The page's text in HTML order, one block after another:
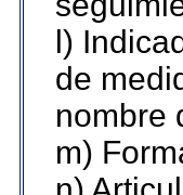
l)
de
nombre
m)